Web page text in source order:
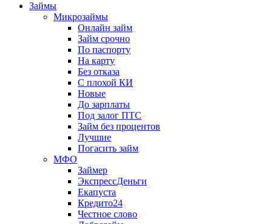
Займы
Микрозаймы
Онлайн займ
Займ срочно
По паспорту
На карту
Без отказа
С плохой КИ
Новые
До зарплаты
Под залог ПТС
Займ без процентов
Лучшие
Погасить займ
МФО
Займер
ЭкспрессДеньги
Екапуста
Кредито24
Честное слово